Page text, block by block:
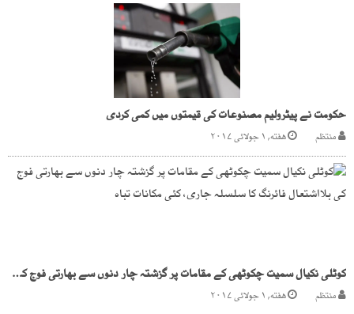
حکومت نے پیٹرولیم مصنوعات کی قیمتوں میں کمی کردی
منتظم هفته, ۱ جولائی ۲۰۱۷
کوٹلی نکیال سمیت چکوٹھی کے مقامات پر گزشتہ چار دنوں سے بھارتی فوج کی بلااشتعال فائرنگ کا سلسلہ جاری، کئی مکانات تباہ
منتظم هفته, ۱ جولائی ۲۰۱۷